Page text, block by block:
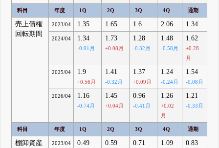
科目 年度 1Q 2Q 3Q 4Q 通期
売上債権
回転期間
2023/04 1.35 1.65 1.6 2.06 1.34
2024/04 1.34
-0.01月
1.73
+0.08月
1.28
-0.32月
1.48
-0.58月
1.62
+0.28
月
2025/04 1.9
+0.56月
1.41
-0.32月
1.37
+0.09月
1.24
-0.24月
1.54
-0.08月
2026/04 1.16
-0.74月
1.45
+0.04月
0.96
-0.41月
1.26
+0.02
月
1.21
-0.33月
科目 年度 1Q 2Q 3Q 4Q 通期
棚卸資産
2023/04 0.49 0.59 0.71 1.09 0.83